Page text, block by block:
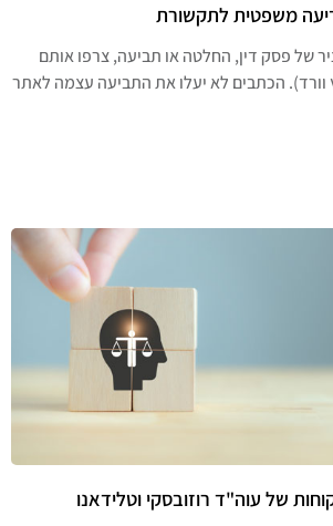
של פסק דין, החלטה או תביעה, צרפו אותם
וורד). הכתבים לא יעלו את התביעה עצמה לאתר
של עוה"ד רוזובסקי וטלידאנו